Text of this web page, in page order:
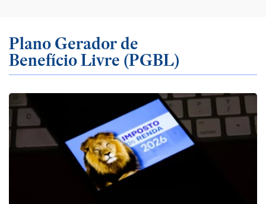
Plano Gerador de
Benefício Livre (PGBL)